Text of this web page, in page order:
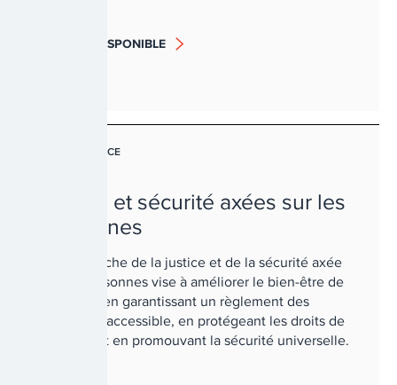
BIENTÔT DISPONIBLE
GOUVERNANCE
Justice et sécurité axées sur les
personnes
Une approche de la justice et de la sécurité axée
sur les personnes vise à améliorer le bien-être de
la société en garantissant un règlement des
différends accessible, en protégeant les droits de
l'homme et en promouvant la sécurité universelle.